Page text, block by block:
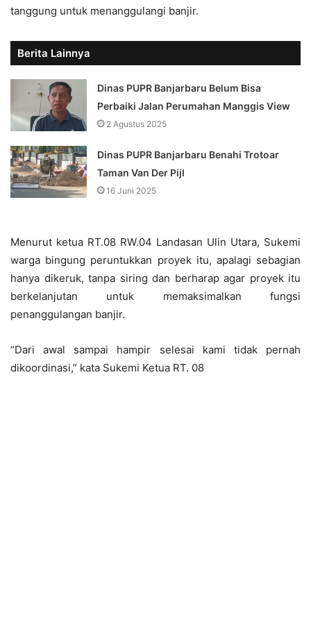
tanggung untuk menanggulangi banjir.
Berita Lainnya
Dinas PUPR Banjarbaru Belum Bisa
Perbaiki Jalan Perumahan Manggis View
2 Agustus 2025
Dinas PUPR Banjarbaru Benahi Trotoar
Taman Van Der Pijl
16 Juni 2025
Menurut ketua RT.08 RW.04 Landasan Ulin Utara, Sukemi
warga bingung peruntukkan proyek itu, apalagi sebagian
hanya dikeruk, tanpa siring dan berharap agar proyek itu
berkelanjutan untuk memaksimalkan fungsi
penanggulangan banjir.
“Dari awal sampai hampir selesai kami tidak pernah
dikoordinasi,” kata Sukemi Ketua RT. 08